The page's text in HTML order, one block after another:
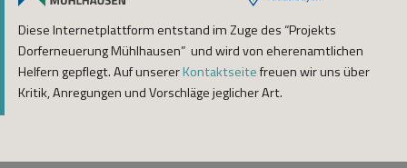
Diese Internetplattform entstand im Zuge des “Projekts
Dorferneuerung Mühlhausen” und wird von eherenamtlichen
Helfern gepflegt. Auf unsererKontaktseitefreuen wir uns über
Kritik, Anregungen und Vorschläge jeglicher Art.